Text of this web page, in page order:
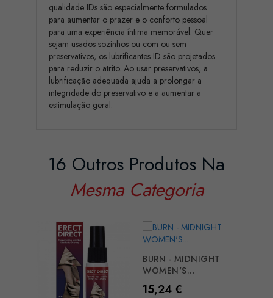
qualidade IDs são especialmente formulados
para aumentar o prazer e o conforto pessoal
para uma experiência íntima memorável. Quer
sejam usados sozinhos ou com ou sem
preservativos, os lubrificantes ID são projetados
para reduzir o atrito. Ao usar preservativos, a
lubrificação adequada ajuda a prolongar a
integridade do preservativo e a aumentar a
estimulação geral.
16 Outros Produtos Na
Mesma Categoria
BURN - MIDNIGHT
WOMEN'S...
Preço
15,24 €